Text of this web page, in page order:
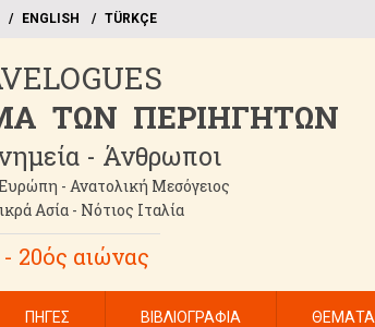
ΕΝGLISH TÜRKÇE
ΤΩΝ ΠΕΡΙΗΓΗΤΩΝ
- Άνθρωποι
- Ανατολική Μεσόγειος
Ασία - Νότιος Ιταλία
- 20ός αιώνας
ΠΗΓΕΣ ΒΙΒΛΙΟΓΡΑΦΙΑ ΘΕΜΑΤΑ